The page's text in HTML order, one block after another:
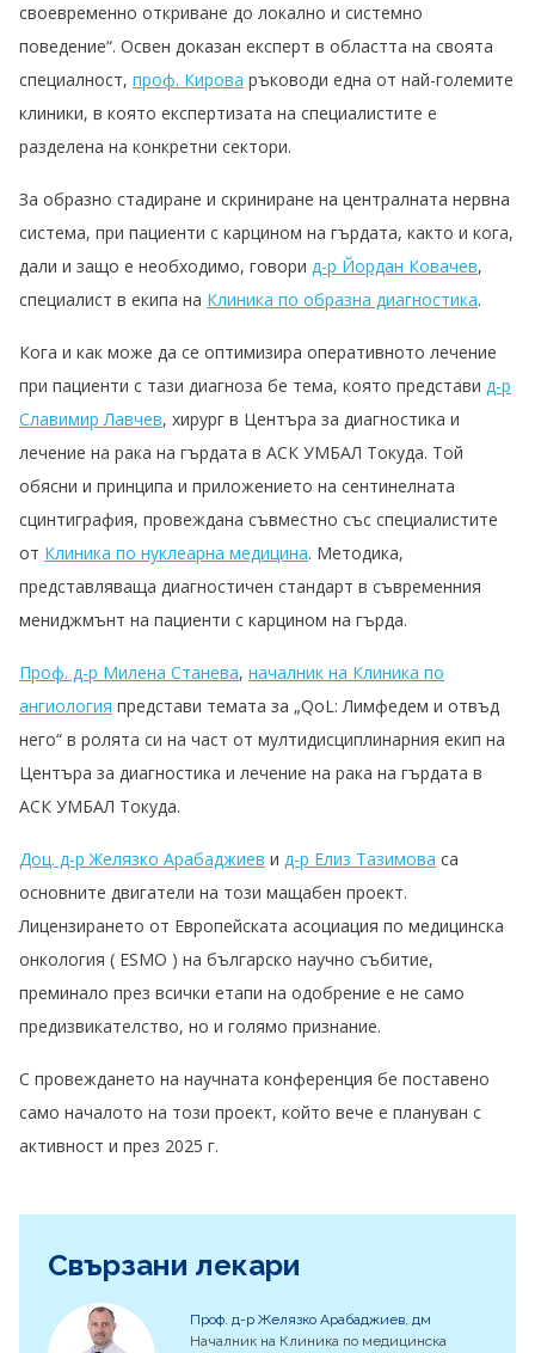
своевременно откриване до локално и системно
поведение“. Освен доказан експерт в областта на своята
специалност, проф. Кирова ръководи една от най-големите
клиники, в която експертизата на специалистите е
разделена на конкретни сектори.
За образно стадиране и скриниране на централната нервна
система, при пациенти с карцином на гърдата, както и кога,
дали и защо е необходимо, говори д-р Йордан Ковачев,
специалист в екипа на Клиника по образна диагностика.
Кога и как може да се оптимизира оперативното лечение
при пациенти с тази диагноза бе тема, която представи д-р
Славимир Лавчев, хирург в Центъра за диагностика и
лечение на рака на гърдата в АСК УМБАЛ Токуда. Той
обясни и принципа и приложението на сентинелната
сцинтиграфия, провеждана съвместно със специалистите
от Клиника по нуклеарна медицина. Методика,
представляваща диагностичен стандарт в съвременния
мениджмънт на пациенти с карцином на гърда.
Проф. д-р Милена Станева, началник на Клиника по
ангиология представи темата за „QoL: Лимфедем и отвъд
него“ в ролята си на част от мултидисциплинарния екип на
Центъра за диагностика и лечение на рака на гърдата в
АСК УМБАЛ Токуда.
Доц. д-р Желязко Арабаджиев и д-р Елиз Тазимова са
основните двигатели на този мащабен проект.
Лицензирането от Европейската асоциация по медицинска
онкология ( ESMO ) на българско научно събитие,
преминало през всички етапи на одобрение е не само
предизвикателство, но и голямо признание.
С провеждането на научната конференция бе поставено
само началото на този проект, който вече е плануван с
активност и през 2025 г.
Свързани лекари
Проф. д-р Желязко Арабаджиев, дм
Началник на Клиника по медицинска